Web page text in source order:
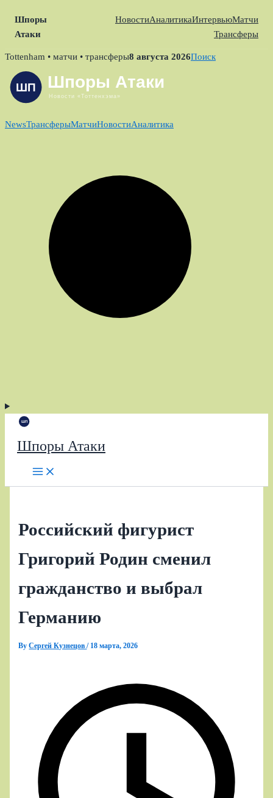
Шпоры
Атаки
НовостиАналитикаИнтервьюМатчи
Трансферы
Skip
content
Tottenham • матчи • трансферы8 августа 2026Поиск
NewsТрансферыМатчиНовостиАналитика
Шпоры Атаки
Российский фигурист
Григорий Родин сменил
гражданство и выбрал
Германию
ByСергей Кузнецов/ 18 марта, 2026